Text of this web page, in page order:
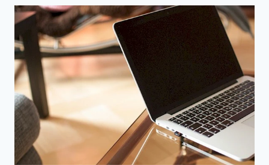
的
解
决
方
案
（逐
步
指
南
并